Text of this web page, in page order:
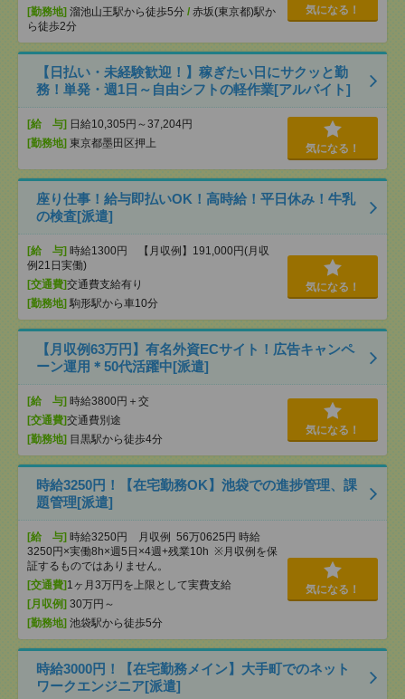
[勤務地] 溜池山王駅から徒歩5分 / 赤坂(東京都)駅か
ら徒歩2分
気になる！
【日払い・未経験歓迎！】稼ぎたい日にサクッと勤
務！単発・週1日～自由シフトの軽作業[アルバイト]
[給 与] 日給10,305円～37,204円
[勤務地] 東京都墨田区押上 気になる！
座り仕事！給与即払いOK！高時給！平日休み！牛乳
の検査[派遣]
[給 与] 時給1300円 【月収例】191,000円(月収
例21日実働)
[交通費]交通費支給有り
[勤務地] 駒形駅から車10分
気になる！
【月収例63万円】有名外資ECサイト！広告キャンペ
ーン運用＊50代活躍中[派遣]
[給 与] 時給3800円＋交
[交通費]交通費別途
[勤務地] 目黒駅から徒歩4分
気になる！
時給3250円！【在宅勤務OK】池袋での進捗管理、課
題管理[派遣]
[給 与] 時給3250円 月収例 56万0625円 時給
3250円×実働8h×週5日×4週+残業10h ※月収例を保
証するものではありません。
[交通費] 1ヶ月3万円を上限として実費支給
[月収例] 30万円～
[勤務地] 池袋駅から徒歩5分
気になる！
時給3000円！【在宅勤務メイン】大手町でのネット
ワークエンジニア[派遣]